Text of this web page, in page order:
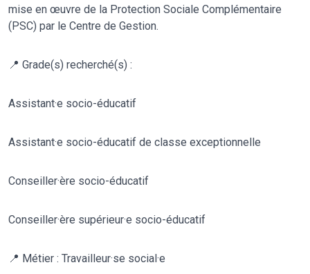
mise en œuvre de la Protection Sociale Complémentaire
(PSC) par le Centre de Gestion.
📍 Grade(s) recherché(s) :
Assistant·e socio-éducatif
Assistant·e socio-éducatif de classe exceptionnelle
Conseiller·ère socio-éducatif
Conseiller·ère supérieur·e socio-éducatif
📍 Métier : Travailleur·se social·e